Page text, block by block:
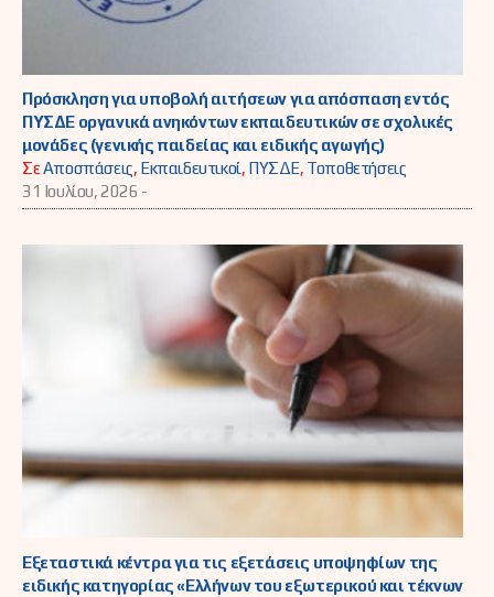
Πρόσκληση για υποβολή αιτήσεων για απόσπαση εντός
ΠΥΣΔΕ οργανικά ανηκόντων εκπαιδευτικών σε σχολικές
μονάδες (γενικής παιδείας και ειδικής αγωγής)
ΣεΑποσπάσεις, Εκπαιδευτικοί, ΠΥΣΔΕ, Τοποθετήσεις
31 Ιουλίου, 2026 -
Εξεταστικά κέντρα για τις εξετάσεις υποψηφίων της
ειδικής κατηγορίας «Ελλήνων του εξωτερικού και τέκνων